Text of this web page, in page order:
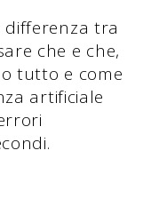
tra
che e che,
tutto e come
artificiale